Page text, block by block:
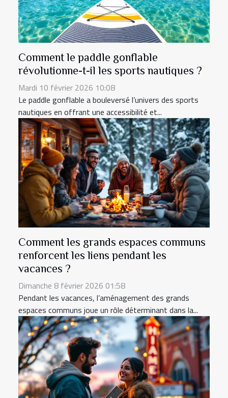
Comment le paddle gonflable
révolutionne-t-il les sports nautiques ?
Mardi 10 février 2026 10:08
Le paddle gonflable a bouleversé l’univers des sports
nautiques en offrant une accessibilité et...
Comment les grands espaces communs
renforcent les liens pendant les
vacances ?
Dimanche 8 février 2026 01:58
Pendant les vacances, l’aménagement des grands
espaces communs joue un rôle déterminant dans la...